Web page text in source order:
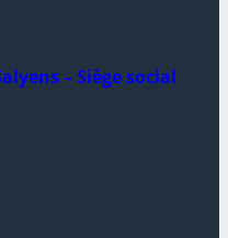
– Siège social